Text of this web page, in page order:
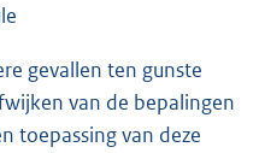
gevallen ten gunste
van de bepalingen
toepassing van deze